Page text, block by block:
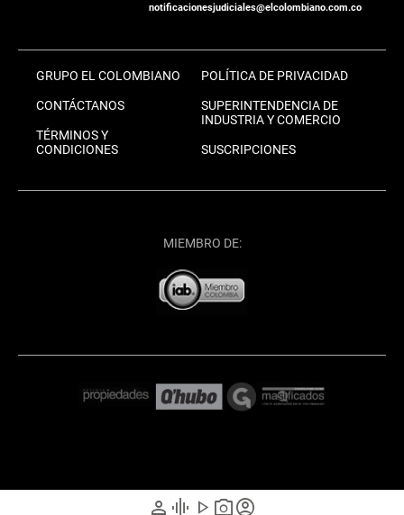
person graphic_eq play_arrow photo_cameraaccount_circle
notificacionesjudiciales@elcolombiano.com.co
GRUPO EL COLOMBIANO
CONTÁCTANOS
TÉRMINOS Y
CONDICIONES
POLÍTICA DE PRIVACIDAD
SUPERINTENDENCIA DE
INDUSTRIA Y COMERCIO
SUSCRIPCIONES
MIEMBRO DE: